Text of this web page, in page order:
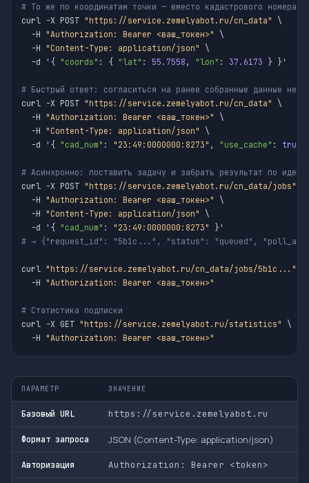
# То же по координатам точки — вместо кадастрового номера
curl -X POST "https://service.zemelyabot.ru/cn_data"
\
  -H
"Authorization: Bearer <ваш_токен>"
\
  -H
"Content-Type: application/json"
\
  -d '{
"coords" : { "lat" : 55.7558 , "lon" : 37.6173 } }'
# Быстрый ответ: согласиться на ранее собранные данные не
curl -X POST "https://service.zemelyabot.ru/cn_data"
\
  -H
"Authorization: Bearer <ваш_токен>"
\
  -H
"Content-Type: application/json"
\
  -d '{
"cad_num" : "23:49:0000000:8273" , "use_cache" : true
# Асинхронно: поставить задачу и забрать результат по
curl -X POST "https://service.zemelyabot.ru/cn_data/jobs"
  -H
"Authorization: Bearer <ваш_токен>"
\
  -H
"Content-Type: application/json"
\
  -d '{
"cad_num" : "23:49:0000000:8273"
# → {"request_id": "5b1c...", "status": "queued",
curl "https://service.zemelyabot.ru/cn_data/jobs/5b1c..."
  -H
"Authorization: Bearer <ваш_токен>"
# Статистика подписки
curl -X GET "https://service.zemelyabot.ru/statistics"
\
  -H
"Authorization: Bearer <ваш_токен>"
ПАРАМЕТР ЗНАЧЕНИЕ
Базовый URL https://service.zemelyabot.ru
Формат запроса JSON (Content-Type: application/json)
Авторизация Authorization: Bearer <token>